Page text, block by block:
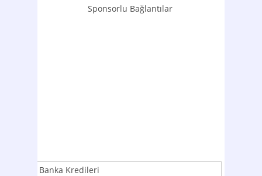
Sponsorlu Bağlantılar
Banka Kredileri